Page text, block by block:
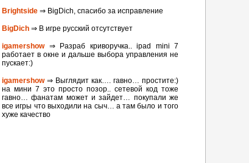
Brightside ⇒ BigDich, спасибо за исправление
BigDich ⇒ В игре русский отсутствует
igamershow⇒ Разраб криворучка.. ipad mini 7
работает в окне и дальше выбора управления не
пускает:)
igamershow⇒ Выглядит как…. гавно… простите:)
на мини 7 это просто позор.. сетевой код тоже
гавно… фанатам может и зайдет… покупали же
все игры что выходили на сыч… а там было и того
хуже качество